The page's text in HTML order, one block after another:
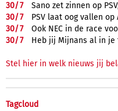
30/7
Sano zet zinnen op
30/7
PSV laat oog vallen
30/7
Ook NEC in de race
30/7 Heb jij Mijnans al in je
Stel hier in welk nieuws jij
Tagcloud